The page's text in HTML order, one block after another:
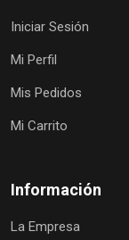
Iniciar Sesión
Mi Perfil
Mis Pedidos
Mi Carrito
Información
La Empresa